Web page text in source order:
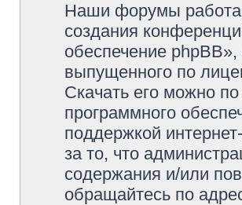
Наши форумы
создания
обеспечение
выпущенного по
Скачать его можно
программного
поддержкой
за то, что
содержания и/или
обращайтесь по